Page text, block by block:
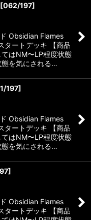
197]
Obsidian Flames
タートデッキ 【商品
はNM〜LP程度状態
態を気にされる…
197]
Obsidian Flames
タートデッキ 【商品
はNM〜LP程度状態
態を気にされる…
Obsidian Flames
タートデッキ 【商品